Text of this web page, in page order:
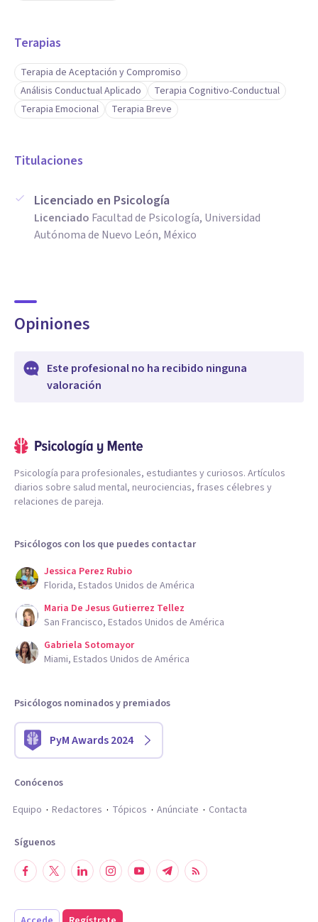
Terapias
Terapia de Aceptación y Compromiso
Análisis Conductual Aplicado
Terapia Cognitivo-Conductual
Terapia Emocional
Terapia Breve
Titulaciones
Licenciado en Psicología
Licenciado Facultad de Psicología, Universidad
Autónoma de Nuevo León, México
Opiniones
Este profesional no ha recibido ninguna
valoración
Psicología para profesionales, estudiantes y curiosos. Artículos
diarios sobre salud mental, neurociencias, frases célebres y
relaciones de pareja.
Psicólogos con los que puedes contactar
Jessica Perez Rubio
Florida, Estados Unidos de América
Maria De Jesus Gutierrez Tellez
San Francisco, Estados Unidos de América
Gabriela Sotomayor
Miami, Estados Unidos de América
Psicólogos nominados y premiados
PyM Awards 2024
Conócenos
Equipo
Redactores Tópicos Anúnciate Contacta
Síguenos